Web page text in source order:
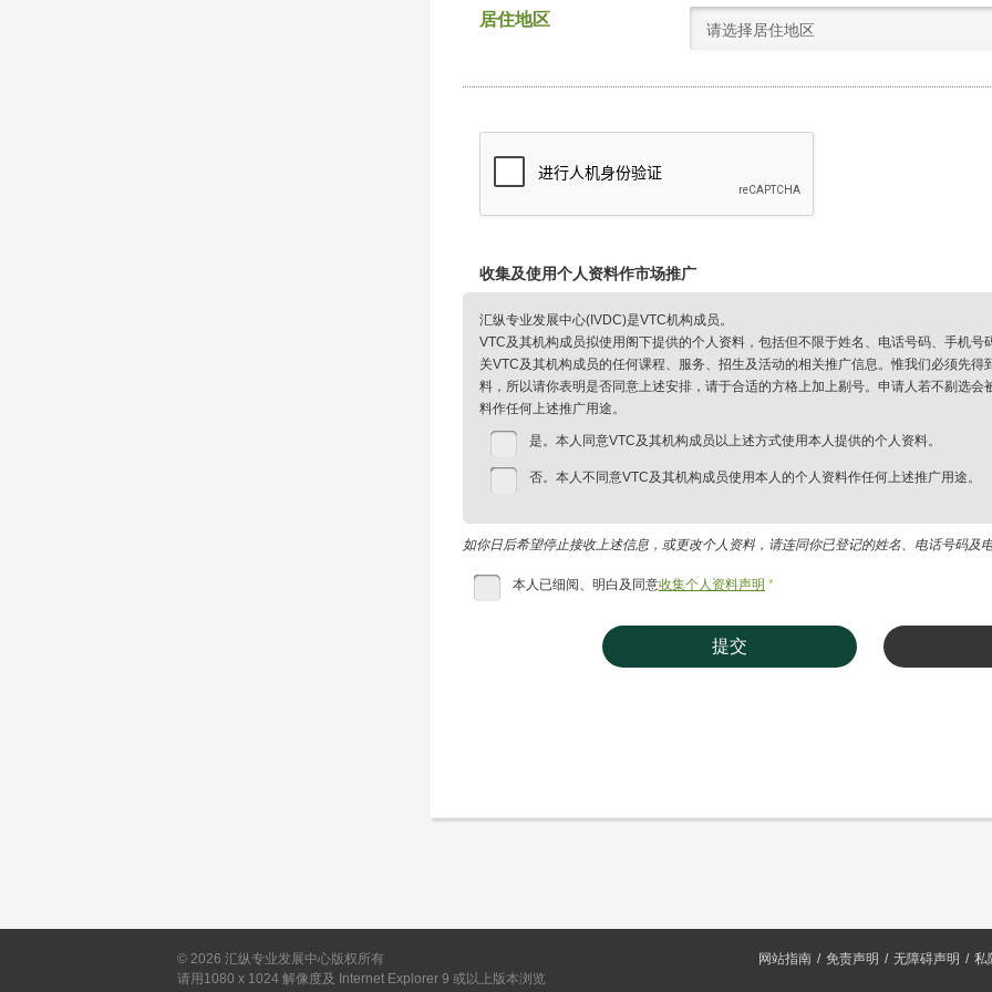
居住地区
请选择居住地区
收集及使用个人资料作市场推广
汇纵专业发展中心(IVDC)是VTC机构成员。
VTC及其机构成员拟使用阁下提供的个人资料，包括但不限于姓名、电话号码、手机
关VTC及其机构成员的任何课程、服务、招生及活动的相关推广信息。惟我们必须先
料，所以请你表明是否同意上述安排，请于合适的方格上加上剔号。申请人若不剔选
料作任何上述推广用途。
是。本人同意VTC及其机构成员以上述方式使用本人提供的个人资料。
否。本人不同意VTC及其机构成员使用本人的个人资料作任何上述推广用途。
如你日后希望停止接收上述信息，或更改个人资料，请连同你已登记的姓名、电话号码及
本人已细阅、明白及同意收集个人资料声明 *
提交
网站指南 免责声明 无障碍声明 私
© 2026 汇纵专业发展中心版权所有
请用1080 x 1024 解像度及 Internet Explorer 9 或以上版本浏览